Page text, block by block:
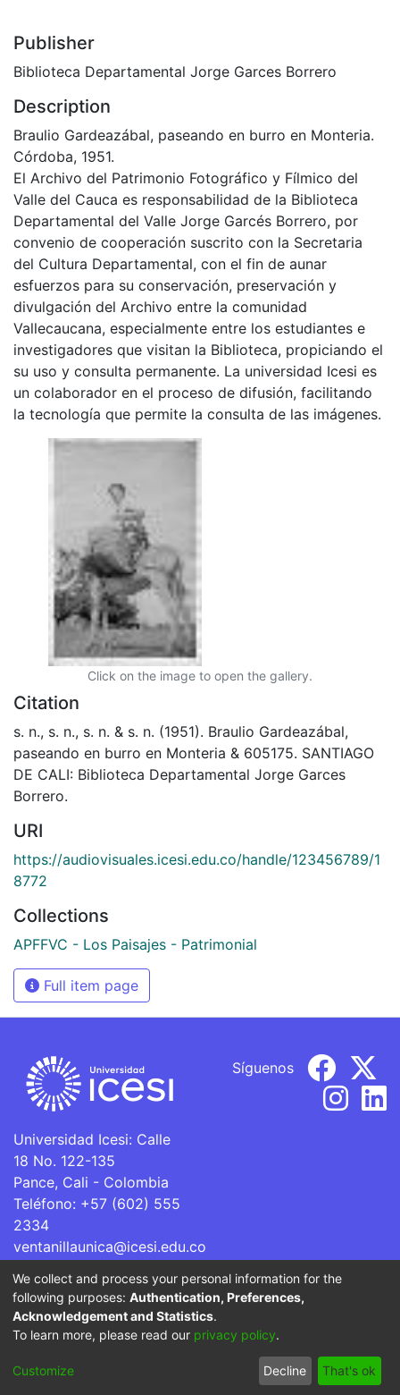
Publisher
Biblioteca Departamental Jorge Garces Borrero
Description
Braulio Gardeazábal, paseando en burro en Monteria.
Córdoba, 1951.
El Archivo del Patrimonio Fotográfico y Fílmico del
Valle del Cauca es responsabilidad de la Biblioteca
Departamental del Valle Jorge Garcés Borrero, por
convenio de cooperación suscrito con la Secretaria
del Cultura Departamental, con el fin de aunar
esfuerzos para su conservación, preservación y
divulgación del Archivo entre la comunidad
Vallecaucana, especialmente entre los estudiantes e
investigadores que visitan la Biblioteca, propiciando el
su uso y consulta permanente. La universidad Icesi es
un colaborador en el proceso de difusión, facilitando
la tecnología que permite la consulta de las imágenes.
Click on the image to open the gallery.
Citation
s. n., s. n., s. n. & s. n. (1951). Braulio Gardeazábal,
paseando en burro en Monteria & 605175. SANTIAGO
DE CALI: Biblioteca Departamental Jorge Garces
Borrero.
URI
https://audiovisuales.icesi.edu.co/handle/123456789/1
8772
Collections
APFFVC - Los Paisajes - Patrimonial
Full item page
Universidad Icesi: Calle
18 No. 122-135
Pance, Cali - Colombia
Teléfono: +57 (602) 555
2334
ventanillaunica@icesi.edu.co
Síguenos
La Universidad Icesi es una Institución de Educación
Superior que se encuentra sujeta a inspección y vigilancia
por parte del Ministerio de Educación Nacional.
Cookie
End User
Agreement
Send
Feedback
We collect and process your personal information for the
following purposes: Authentication, Preferences,
Acknowledgement and Statistics.
To learn more, please read our privacy policy.
Customize Decline That's ok